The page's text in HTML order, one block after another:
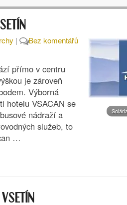
|
Bez komentářů
přímo v centru
je zároveň
Výborná
hotelu VSACAN se
nádraží a
služeb, to
…